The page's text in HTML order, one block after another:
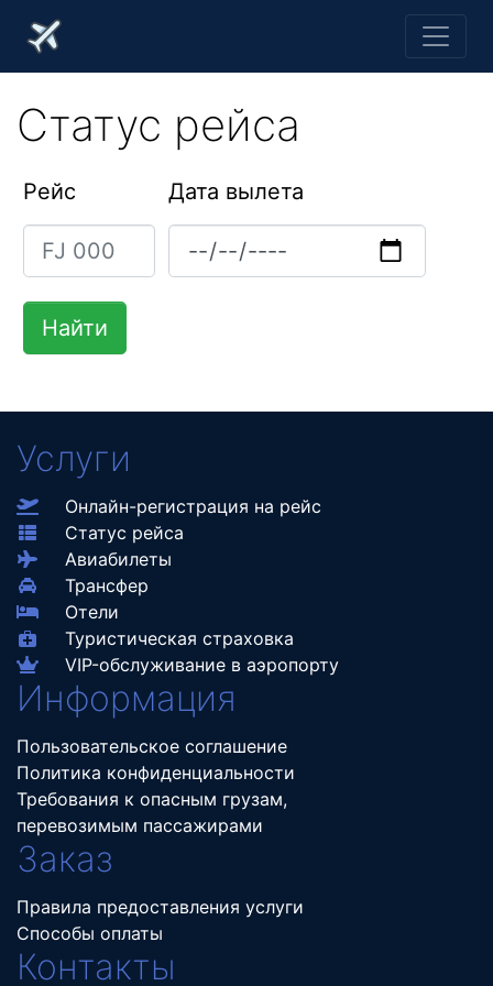
Статус рейса
Рейс Дата вылета
Услуги
Онлайн-регистрация на рейс
Статус рейса
Авиабилеты
Трансфер
Отели
Туристическая страховка
VIP-обслуживание в аэропорту
Информация
Пользовательское соглашение
Политика конфиденциальности
Требования к опасным грузам,
перевозимым пассажирами
Заказ
Правила предоставления услуги
Способы оплаты
Контакты